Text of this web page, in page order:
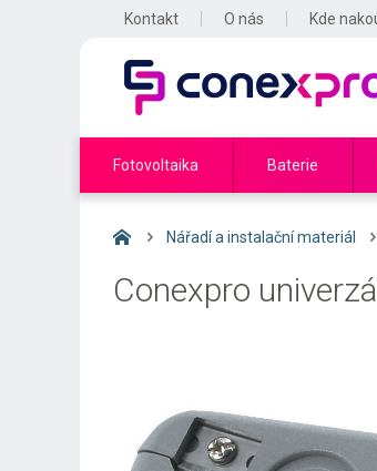
Kontakt O nás Kde
Fotovoltaika Baterie
Nářadí a instalační materiál
Conexpro